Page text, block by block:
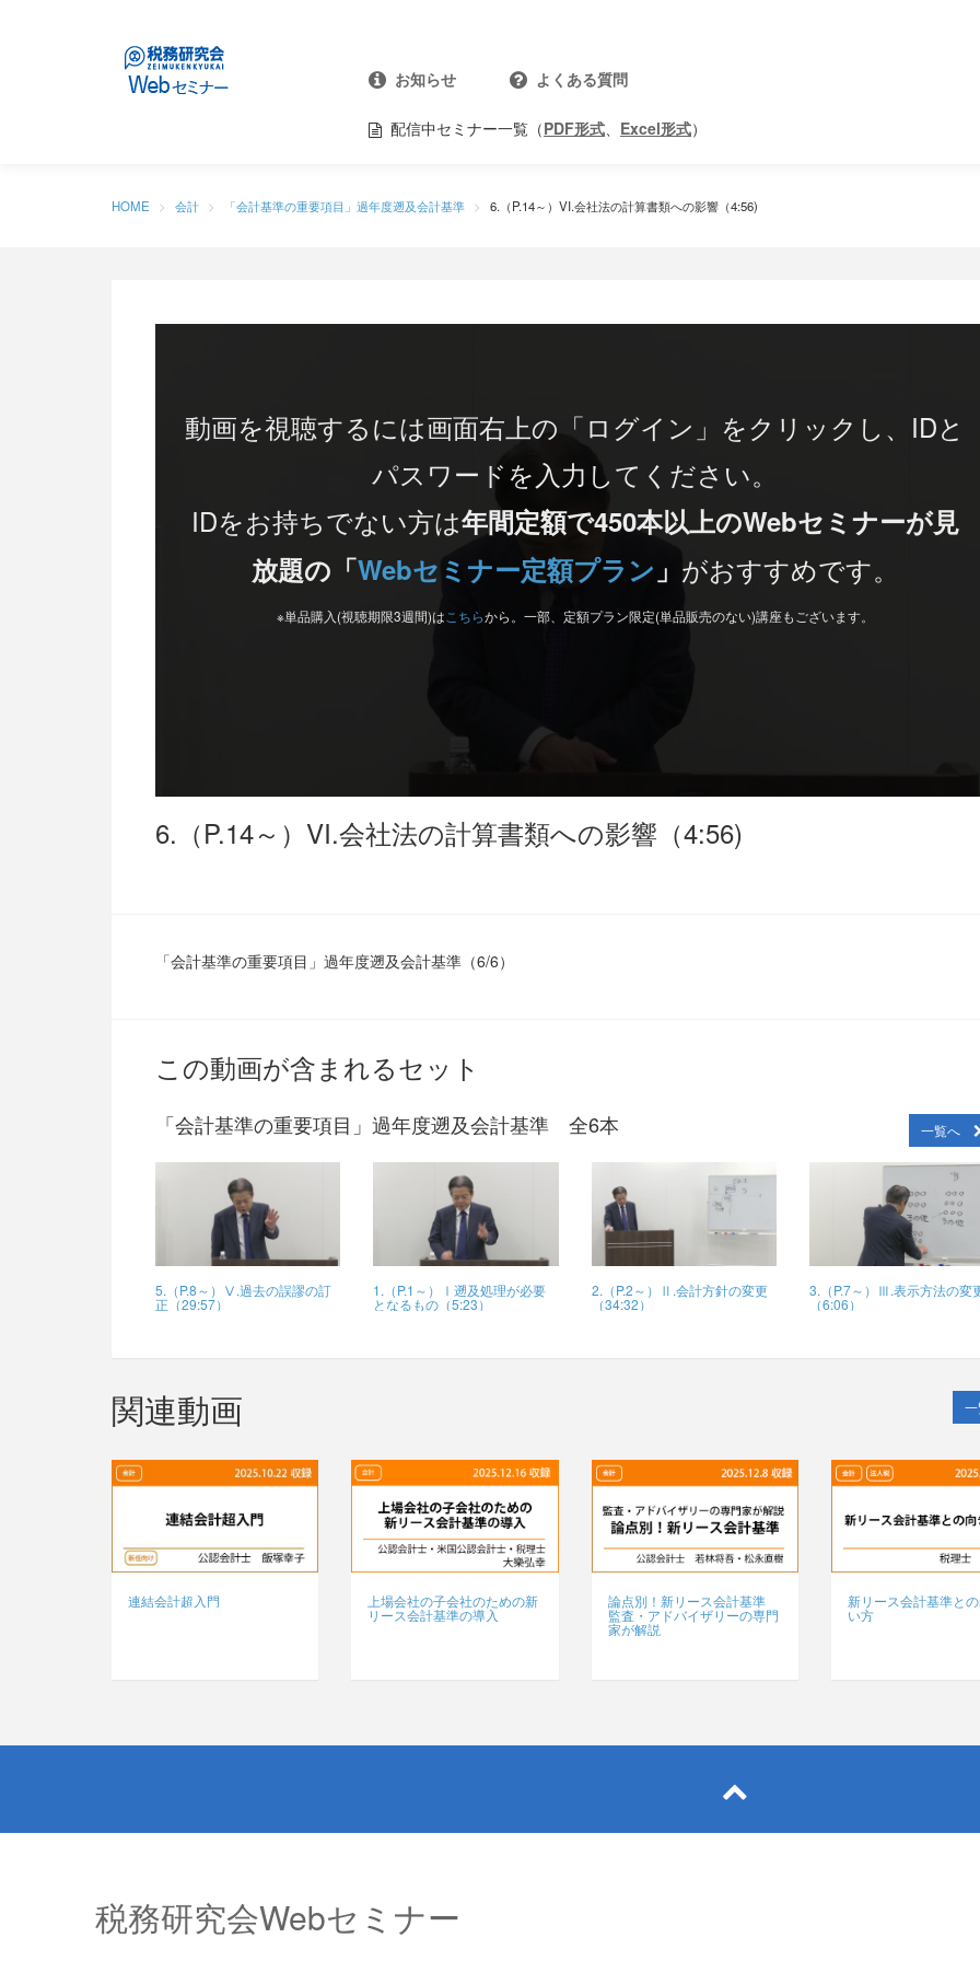
お知らせ よくある質問
配信中セミナー一覧（PDF形式、 Excel形式）
HOME 会計 「会計基準の重要項目」過年度遡及会計基準 6.（P.14～）VI.会社法の計算書類への影響（4:56)
動画を視聴するには画面右上の「ログイン」をクリックし、IDと
パスワードを入力してください。
IDをお持ちでない方は年間定額で450本以上のWebセミナーが見
放題の「Webセミナー定額プラン 」 がおすすめです。
※単品購入(視聴期限3週間)は こちらから。一部、定額プラン限定(単品販売のない)講座もございます。
6.（P.14～）VI.会社法の計算書類への影響（4:56)
「会計基準の重要項目」過年度遡及会計基準（6/6）
この動画が含まれるセット
「会計基準の重要項目」過年度遡及会計基準 全6本 一覧へ
5.（P.8～）Ⅴ.過去の誤謬の訂
正（29:57）
1.（P.1～）Ⅰ遡及処理が必要
となるもの（5:23）
2.（P.2～）Ⅱ.会計方針の変更
（34:32）
3.（P.7～）Ⅲ.表示方法の変
（6:06）
関連動画
連結会計超入門 上場会社の子会社のための新
リース会計基準の導入
論点別！新リース会計基準
監査・アドバイザリーの専門
家が解説
新リース会計基準と
い方
税務研究会Webセミナー